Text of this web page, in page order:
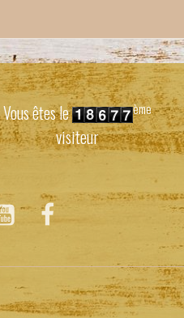
Vous êtes le ème
visiteur